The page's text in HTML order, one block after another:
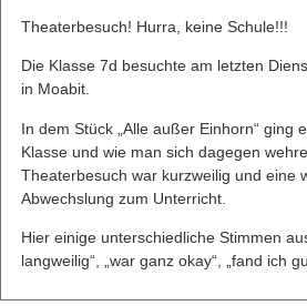
Theaterbesuch! Hurra, keine Schule!!!
Die Klasse 7d besuchte am letzten
in Moabit.
In dem Stück „Alle außer Einhorn“ ging
Klasse und wie man sich dagegen
Theaterbesuch war kurzweilig und eine
Abwechslung zum Unterricht.
Hier einige unterschiedliche Stimmen
langweilig“, „war ganz okay“, „fand ich